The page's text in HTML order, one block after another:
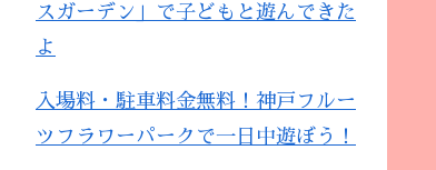
スガーデン」で子どもと遊んできた
よ
入場料・駐車料金無料！神戸フルー
ツフラワーパークで一日中遊ぼう！